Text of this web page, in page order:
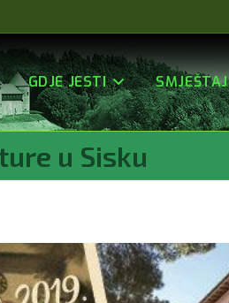
GDJE JESTI SMJEŠTAJ
u Sisku